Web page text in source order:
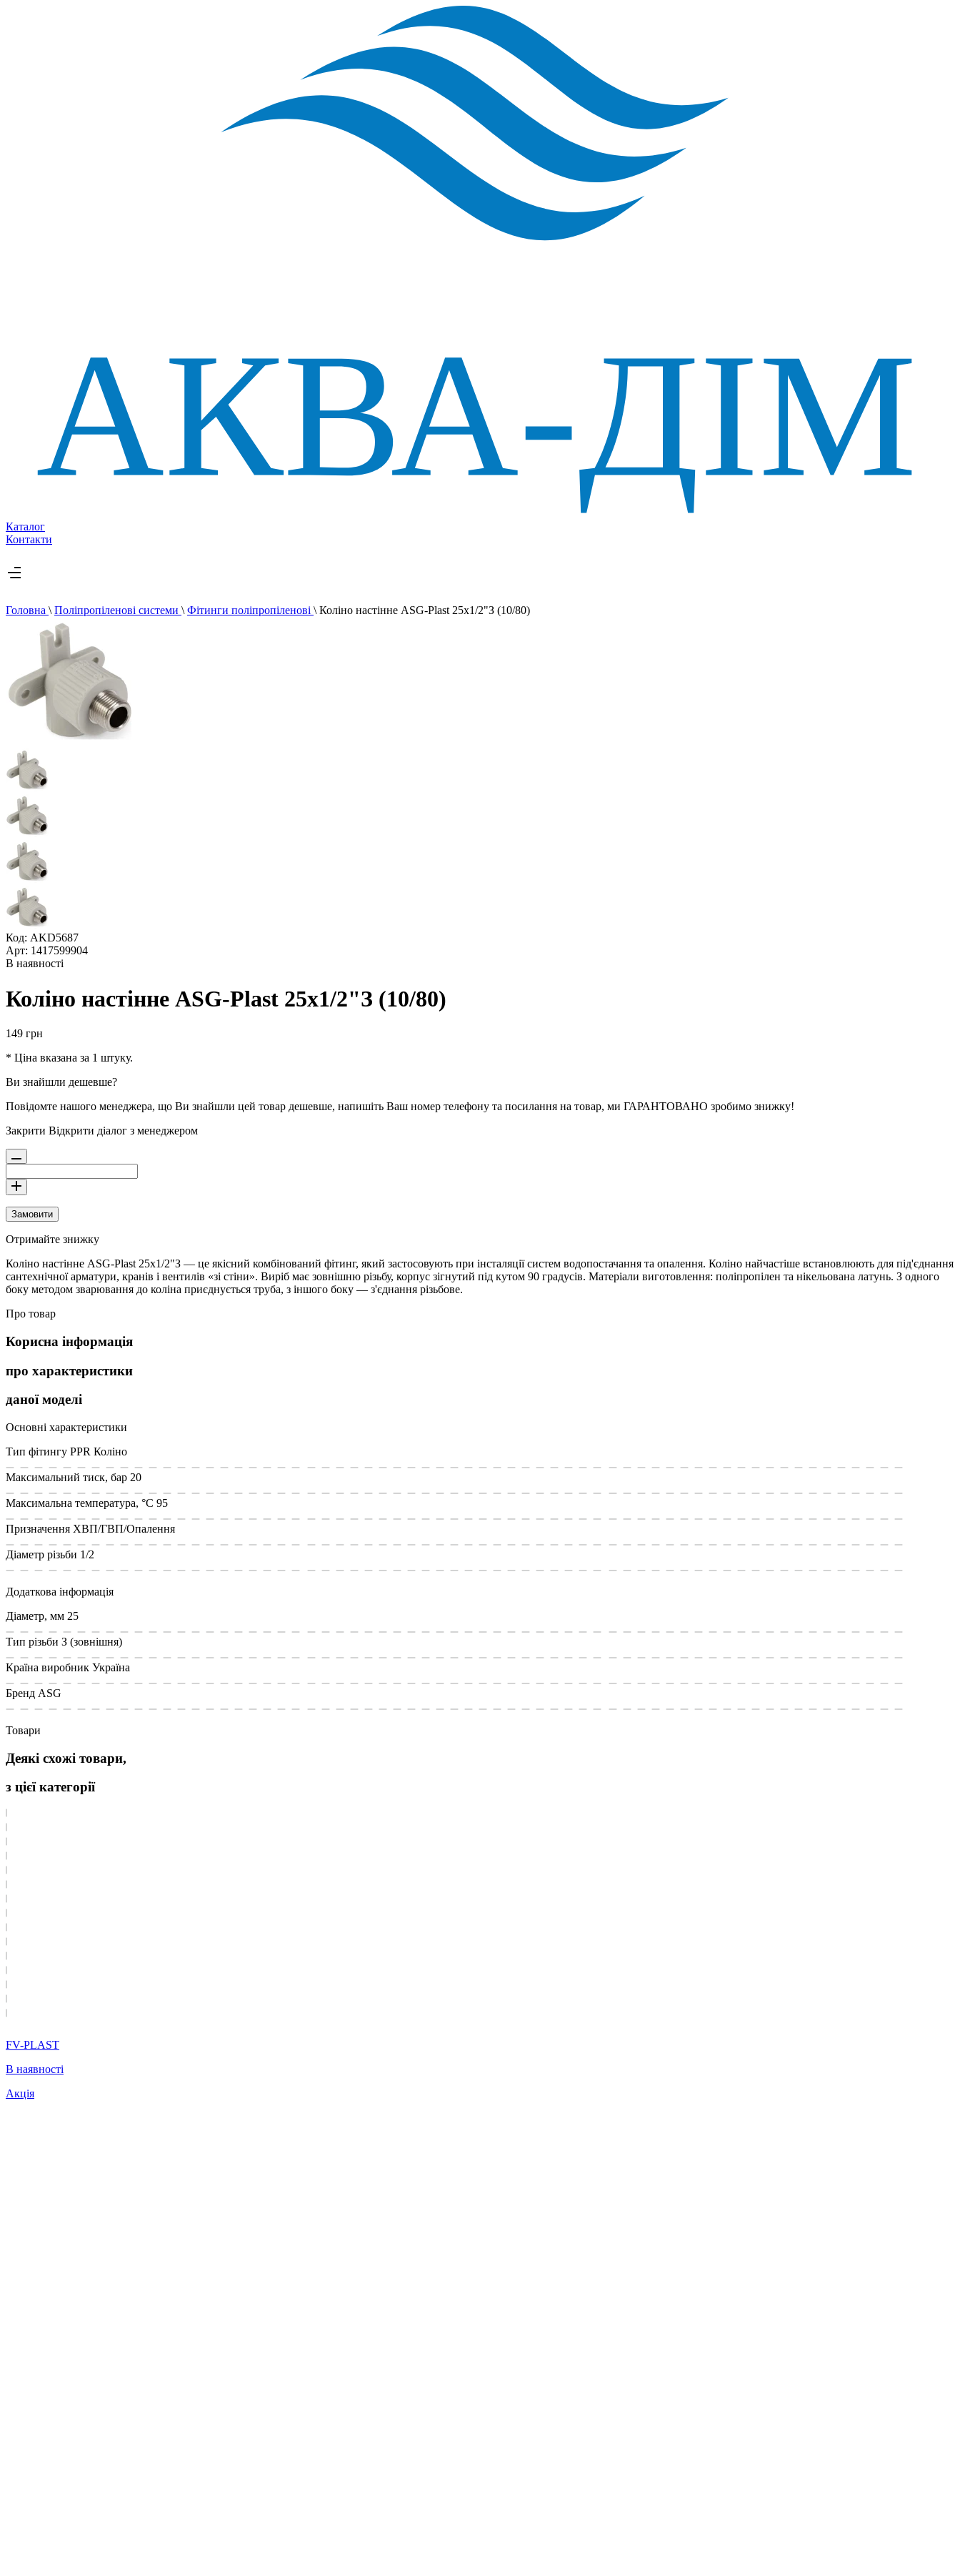
Каталог
Контакти
Головна \ Поліпропіленові системи \ Фітинги поліпропіленові \ Коліно настінне ASG-Plast 25х1/2"З (10/80)
Код: AKD5687
Арт: 1417599904
В наявності
Коліно настінне ASG-Plast 25х1/2"З (10/80)
149 грн
* Ціна вказана за 1 штуку.
Ви знайшли дешевше?
Повідомте нашого менеджера, що Ви знайшли цей товар дешевше, напишіть Ваш номер телефону та посилання на товар, ми ГАРАНТОВАНО зробимо знижку!
Закрити Відкрити діалог з менеджером
Замовити
Отримайте знижку
Коліно настінне ASG-Plast 25х1/2"З — це якісний комбінований фітинг, який застосовують при інсталяції систем водопостачання та опалення. Коліно найчастіше встановлюють для під'єднання
сантехнічної арматури, кранів і вентилів «зі стіни». Виріб має зовнішню різьбу, корпус зігнутий під кутом 90 градусів. Матеріали виготовлення: поліпропілен та нікельована латунь. З одного
боку методом зварювання до коліна приєднується труба, з іншого боку — з'єднання різьбове.
Про товар
Корисна інформація
про характеристики
даної моделі
Основні характеристики
Тип фітингу PPR Коліно
Максимальний тиск, бар 20
Максимальна температура, °C 95
Призначення ХВП/ГВП/Опалення
Діаметр різьби 1/2
Додаткова інформація
Діаметр, мм 25
Тип різьби З (зовнішня)
Країна виробник Україна
Бренд ASG
Товари
Деякі схожі товари,
з цієї категорії
FV-PLAST
В наявності
Акція